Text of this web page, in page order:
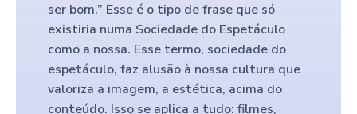
ser bom.” Esse é o tipo de frase que só
existiria numa Sociedade do Espetáculo
como a nossa. Esse termo, sociedade do
espetáculo, faz alusão à nossa cultura que
valoriza a imagem, a estética, acima do
conteúdo. Isso se aplica a tudo: filmes,